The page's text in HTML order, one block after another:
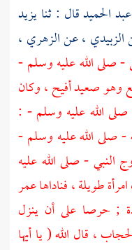
الحميدقال : ثنايزيد
الزبيدي ،عنالزهري ،
- صلى الله عليه وسلم -
وهو صعيد أفيح ، وكان
الله عليه وسلم - :
صلى الله عليه وسلم -
النبي - صلى الله عليه
طويلة ، فناداهاعمر
; حرصا على أن ينزل
، قال الله ( يا أيها